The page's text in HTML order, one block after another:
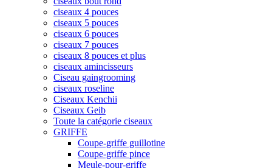
ciseaux 4 pouces
ciseaux 5 pouces
ciseaux 6 pouces
ciseaux 7 pouces
ciseaux 8 pouces et plus
ciseaux amincisseurs
Ciseau gaingrooming
ciseaux roseline
Ciseaux Kenchii
Ciseaux Geib
Toute la catégorie ciseaux
GRIFFE
Coupe-griffe guillotine
Coupe-griffe pince
Meule-pour-griffe